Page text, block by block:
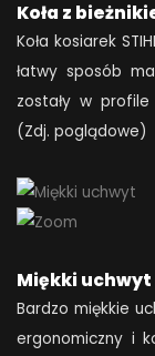
Koła z
Koła kosiarek
łatwy sposób
zostały w
(Zdj. poglądowe)
Miękki uchwyt
Bardzo miękkie
ergonomiczny i